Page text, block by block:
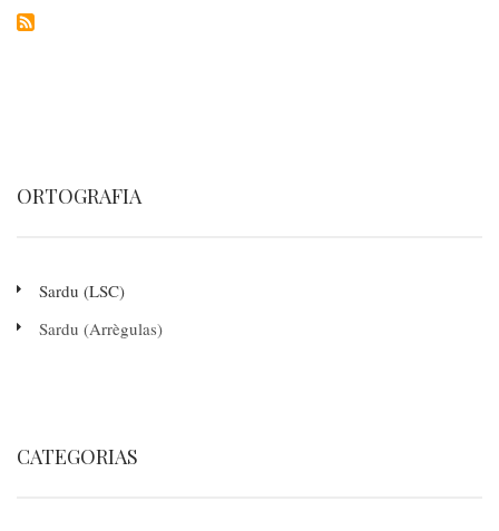
ORTOGRAFIA
Sardu (LSC)
Sardu (Arrègulas)
CATEGORIAS